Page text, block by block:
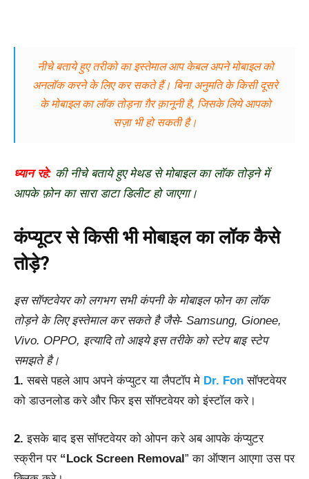
नीचे बताये हुए तरीको का इस्तेमाल आप केबल अपने मोबाइल को
अनलॉक करने के लिए कर सकते हैं। बिना अनुमति के किसी दूसरे
के मोबाइल का लॉक तोड़ना ग़ैर क़ानूनी है, जिसके लिये आपको
सज़ा भी हो सकती है।
ध्यान रहे: की नीचे बताये हुए मेथड से मोबाइल का लॉक तोड़ने में
आपके फ़ोन का सारा डाटा डिलीट हो जाएगा।
कंप्यूटर से किसी भी मोबाइल का लॉक कैसे
तोड़े?
इस सॉफ्टवेयर को लगभग सभी कंपनी के मोबाइल फोन का लॉक
तोड़ने के लिए इस्तेमाल कर सकते है जैसे- Samsung, Gionee,
Vivo. OPPO, इत्यादि तो आइये इस तरीके को स्टेप बाइ स्टेप
समझते है।
1.सबसे पहले आप अपने कंप्युटर या लैपटॉप मे Dr. Fon सॉफ्टवेयर
को डाउनलोड करे और फिर इस सॉफ्टवेयर को इंस्टॉल करे।
2. इसके बाद इस सॉफ्टवेयर को ओपन करे अब आपके कंप्युटर
स्क्रीन पर “Lock Screen Removal” का ऑप्शन आएगा उस पर